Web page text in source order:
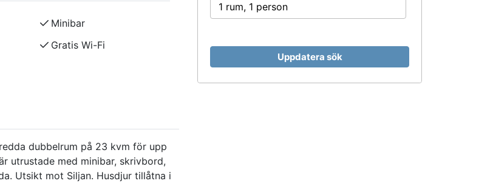
Minibar
Gratis Wi-Fi
dubbelrum på 23 kvm för upp
utrustade med minibar, skrivbord,
Utsikt mot Siljan. Husdjur tillåtna i
1 rum, 1 person
Uppdatera sök